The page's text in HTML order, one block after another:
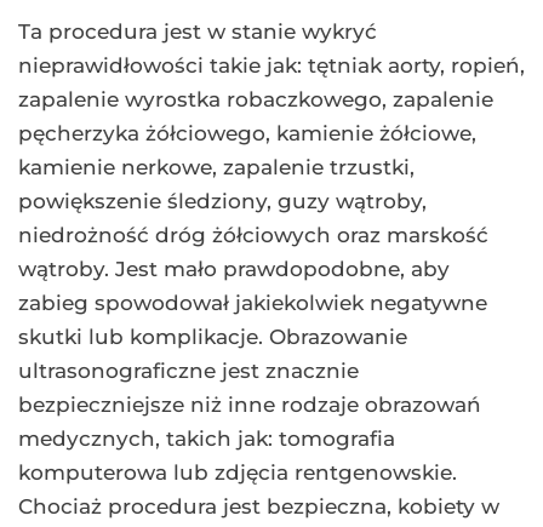
Ta procedura jest w stanie wykryć
nieprawidłowości takie jak: tętniak aorty, ropień,
zapalenie wyrostka robaczkowego, zapalenie
pęcherzyka żółciowego, kamienie żółciowe,
kamienie nerkowe, zapalenie trzustki,
powiększenie śledziony, guzy wątroby,
niedrożność dróg żółciowych oraz marskość
wątroby. Jest mało prawdopodobne, aby
zabieg spowodował jakiekolwiek negatywne
skutki lub komplikacje. Obrazowanie
ultrasonograficzne jest znacznie
bezpieczniejsze niż inne rodzaje obrazowań
medycznych, takich jak: tomografia
komputerowa lub zdjęcia rentgenowskie.
Chociaż procedura jest bezpieczna, kobiety w